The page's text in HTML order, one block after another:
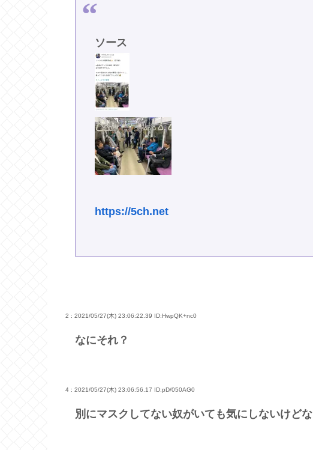
ソース
https://5ch.net
2 : 2021/05/27(木) 23:06:22.39 ID:HwpQK+nc0
なにそれ？
4 : 2021/05/27(木) 23:06:56.17 ID:pD/050AG0
別にマスクしてない奴がいても気にしないけどな